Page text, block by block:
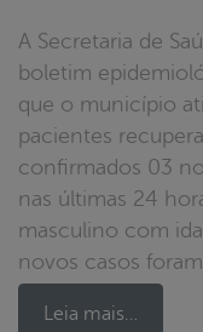
A Secretaria de Saúde de Serra Talhada informa no
boletim
que o município
pacientes
confirmados 03
nas últimas 24
masculino com
novos casos
Leia mais…